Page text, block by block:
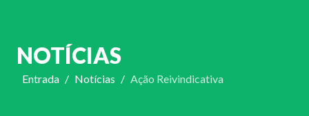
NOTÍCIAS
Entrada Notícias Ação Reivindicativa